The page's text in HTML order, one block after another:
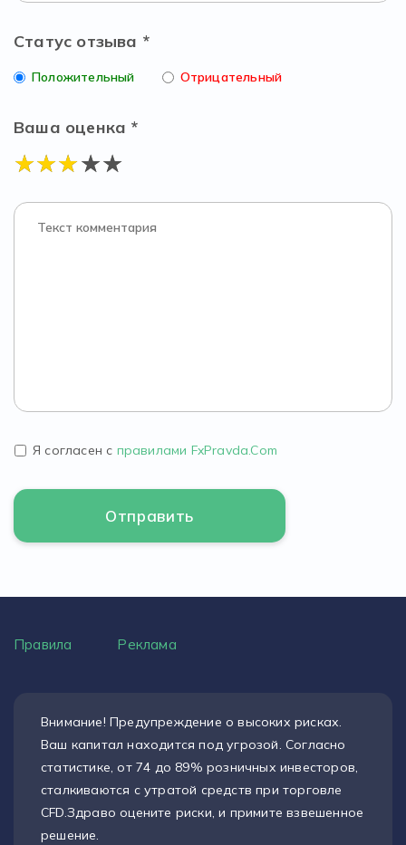
Статус отзыва *
Положительный Отрицательный
Ваша оценка *
Я согласен с правилами FxPravda.Com
Правила Реклама
Внимание! Предупреждение о высоких рисках.
Ваш капитал находится под угрозой. Согласно
статистике, от 74 до 89% розничных инвесторов,
сталкиваются с утратой средств при торговле
CFD.Здраво оцените риски, и примите взвешенное
решение.